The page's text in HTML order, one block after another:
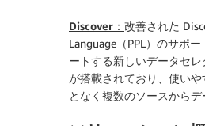
Discover： 改善された
Language（PPL）のサポ
ートする新しいデータセ
が搭載されており、使い
となく複数のソースから